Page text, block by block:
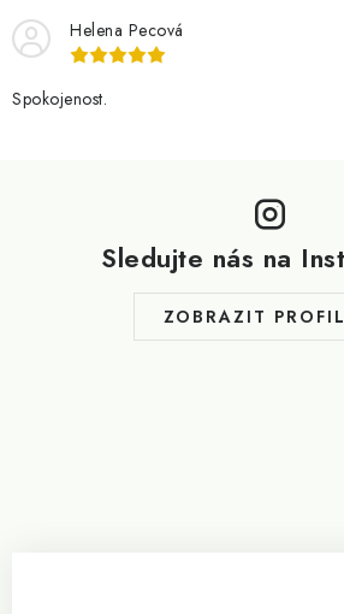
Helena Pecová
Spokojenost.
Sledujte nás na
ZOBRAZIT PROFIL